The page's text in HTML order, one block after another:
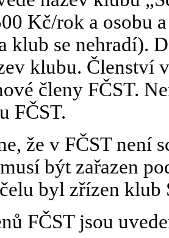
Kč/rok a osobu
klub se nehradí).
klubu. Členství
členy FČST.
FČST.
že v FČST není
být zařazen
byl zřízen klub
FČST jsou